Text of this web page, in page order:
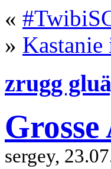
«
»
zrugg
sergey,